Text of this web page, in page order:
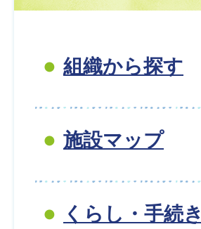
組織から探す
施設マップ
くらし・手続き